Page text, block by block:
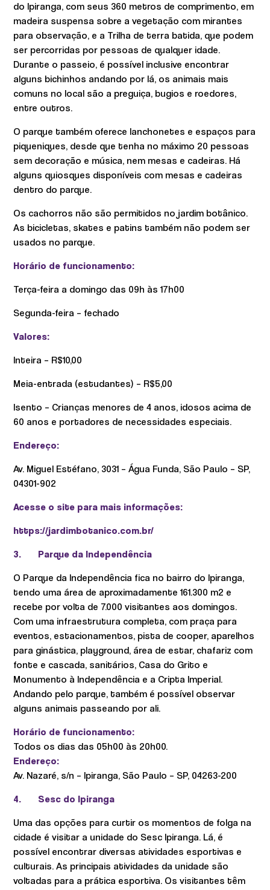
do Ipiranga, com seus 360 metros de comprimento, em
madeira suspensa sobre a vegetação com mirantes
para observação, e a Trilha de terra batida, que podem
ser percorridas por pessoas de qualquer idade.
Durante o passeio, é possível inclusive encontrar
alguns bichinhos andando por lá, os animais mais
comuns no local são a preguiça, bugios e roedores,
entre outros.
O parque também oferece lanchonetes e espaços para
piqueniques, desde que tenha no máximo 20 pessoas
sem decoração e música, nem mesas e cadeiras. Há
alguns quiosques disponíveis com mesas e cadeiras
dentro do parque.
Os cachorros não são permitidos no jardim botânico.
As bicicletas, skates e patins também não podem ser
usados no parque.
Horário de funcionamento:
Terça-feira a domingo das 09h às 17h00
Segunda-feira – fechado
Valores:
Inteira – R$10,00
Meia-entrada (estudantes) – R$5,00
Isento – Crianças menores de 4 anos, idosos acima de
60 anos e portadores de necessidades especiais.
Endereço:
Av. Miguel Estéfano, 3031 – Água Funda, São Paulo – SP,
04301-902
Acesse o site para mais informações:
https://jardimbotanico.com.br/
3. Parque da Independência
O Parque da Independência fica no bairro do Ipiranga,
tendo uma área de aproximadamente 161.300 m2 e
recebe por volta de 7.000 visitantes aos domingos.
Com uma infraestrutura completa, com praça para
eventos, estacionamentos, pista de cooper, aparelhos
para ginástica, playground, área de estar, chafariz com
fonte e cascada, sanitários, Casa do Grito e
Monumento à Independência e a Cripta Imperial.
Andando pelo parque, também é possível observar
alguns animais passeando por ali.
Horário de funcionamento:
Todos os dias das 05h00 às 20h00.
Endereço:
Av. Nazaré, s/n – Ipiranga, São Paulo – SP, 04263-200
4. Sesc do Ipiranga
Uma das opções para curtir os momentos de folga na
cidade é visitar a unidade do Sesc Ipiranga. Lá, é
possível encontrar diversas atividades esportivas e
culturais. As principais atividades da unidade são
voltadas para a prática esportiva. Os visitantes têm